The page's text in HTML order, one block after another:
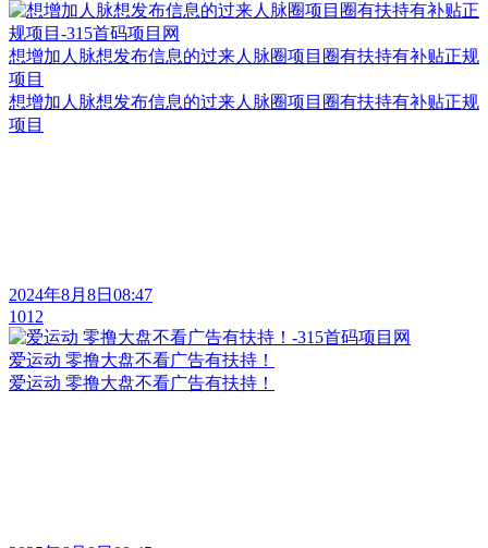
想增加人脉想发布信息的过来人脉圈项目圈有扶持有补贴正规
项目
想增加人脉想发布信息的过来人脉圈项目圈有扶持有补贴正规
项目
2024年8月8日08:47
1012
爱运动 零撸大盘不看广告有扶持！
爱运动 零撸大盘不看广告有扶持！